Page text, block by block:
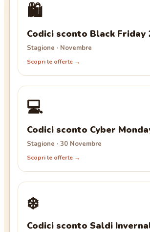
🛍️
Codici sconto Black Friday
Stagione · Novembre
Scopri le offerte →
💻
Codici sconto Cyber
Stagione · 30 Novembre
Scopri le offerte →
❄️
Codici sconto Saldi